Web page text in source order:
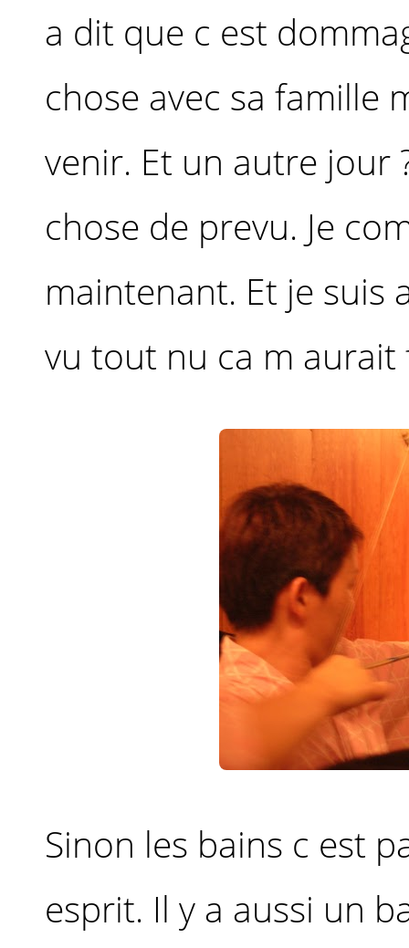
a dit que c est
chose avec sa famille
venir. Et un autre jour
chose de prevu. Je
maintenant. Et je suis
vu tout nu ca m aurait
Sinon les bains c est
esprit. Il y a aussi un